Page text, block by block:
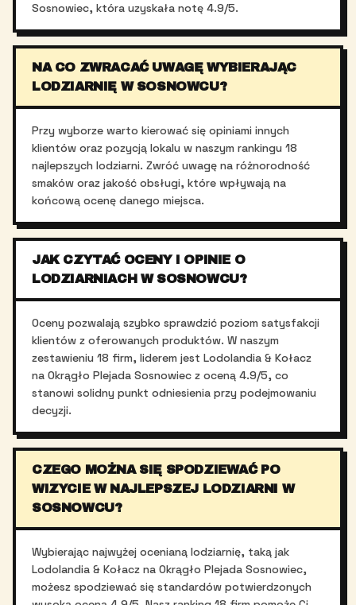
Sosnowiec, która uzyskała notę 4.9/5.
NA CO ZWRACAĆ UWAGĘ WYBIERAJĄC
LODZIARNIĘ W SOSNOWCU?
Przy wyborze warto kierować się opiniami innych
klientów oraz pozycją lokalu w naszym rankingu 18
najlepszych lodziarni. Zwróć uwagę na różnorodność
smaków oraz jakość obsługi, które wpływają na
końcową ocenę danego miejsca.
JAK CZYTAĆ OCENY I OPINIE O
LODZIARNIACH W SOSNOWCU?
Oceny pozwalają szybko sprawdzić poziom satysfakcji
klientów z oferowanych produktów. W naszym
zestawieniu 18 firm, liderem jest Lodolandia & Kołacz
na Okrągło Plejada Sosnowiec z oceną 4.9/5, co
stanowi solidny punkt odniesienia przy podejmowaniu
decyzji.
CZEGO MOŻNA SIĘ SPODZIEWAĆ PO
WIZYCIE W NAJLEPSZEJ LODZIARNI W
SOSNOWCU?
Wybierając najwyżej ocenianą lodziarnię, taką jak
Lodolandia & Kołacz na Okrągło Plejada Sosnowiec,
możesz spodziewać się standardów potwierdzonych